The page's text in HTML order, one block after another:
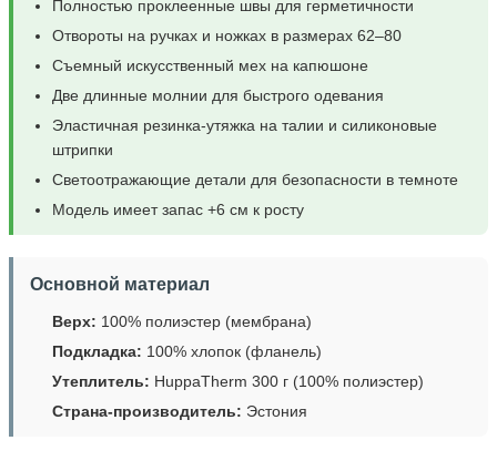
Полностью проклеенные швы для герметичности
Отвороты на ручках и ножках в размерах 62–80
Съемный искусственный мех на капюшоне
Две длинные молнии для быстрого одевания
Эластичная резинка-утяжка на талии и силиконовые
штрипки
Светоотражающие детали для безопасности в темноте
Модель имеет запас +6 см к росту
Основной материал
Верх: 100% полиэстер (мембрана)
Подкладка: 100% хлопок (фланель)
Утеплитель: HuppaTherm 300 г (100% полиэстер)
Страна-производитель: Эстония